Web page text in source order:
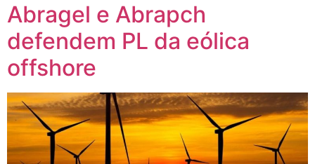
Abragel e Abrapch
defendem PL da eólica
offshore